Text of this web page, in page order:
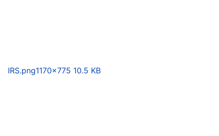
IRS.png1170×775 10.5 KB